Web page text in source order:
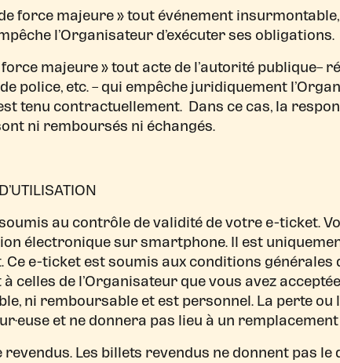
force majeure » tout événement
l’Organisateur d’exécuter ses obligations.
majeure » tout acte de l’autorité publique–
police, etc. – qui empêche juridiquement
tenu contractuellement. Dans ce cas, la
ni remboursés ni échangés.
soumis au contrôle de validité de votre e-ticket.
électronique sur smartphone. Il est
e-ticket est soumis aux conditions générales
celles de l’Organisateur que vous avez
ni remboursable et est personnel. La perte
et ne donnera pas lieu à un
Les billets revendus ne donnent pas le